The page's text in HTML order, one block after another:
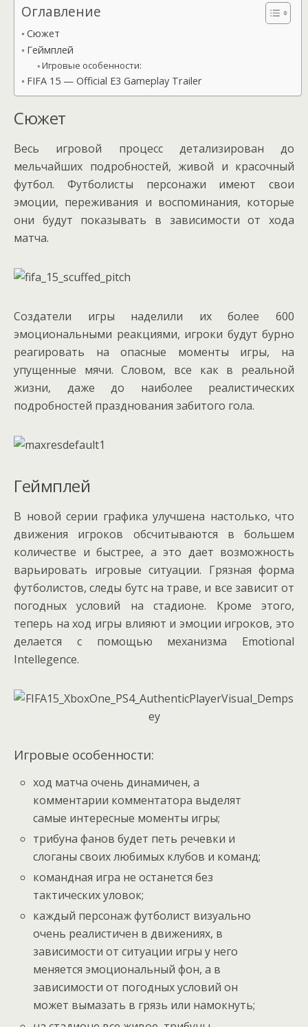
Оглавление
Сюжет
Геймплей
Игровые особенности:
FIFA 15 — Official E3 Gameplay Trailer
Сюжет
Весь игровой процесс детализирован до
мельчайших подробностей, живой и красочный
футбол. Футболисты персонажи имеют свои
эмоции, переживания и воспоминания, которые
они будут показывать в зависимости от хода
матча.
Создатели игры наделили их более 600
эмоциональными реакциями, игроки будут бурно
реагировать на опасные моменты игры, на
упущенные мячи. Словом, все как в реальной
жизни, даже до наиболее реалистических
подробностей празднования забитого гола.
Геймплей
В новой серии графика улучшена настолько, что
движения игроков обсчитываются в большем
количестве и быстрее, а это дает возможность
варьировать игровые ситуации. Грязная форма
футболистов, следы бутс на траве, и все зависит от
погодных условий на стадионе. Кроме этого,
теперь на ход игры влияют и эмоции игроков, это
делается с помощью механизма Emotional
Intellegence.
Игровые особенности:
ход матча очень динамичен, а
комментарии комментатора выделят
самые интересные моменты игры;
трибуна фанов будет петь речевки и
слоганы своих любимых клубов и команд;
командная игра не останется без
тактических уловок;
каждый персонаж футболист визуально
очень реалистичен в движениях, в
зависимости от ситуации игры у него
меняется эмоциональный фон, а в
зависимости от погодных условий он
может вымазать в грязь или намокнуть;